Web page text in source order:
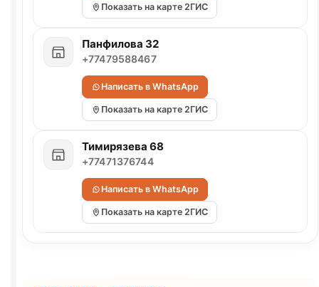
Показать на карте 2ГИС
Панфилова 32
+77479588467
Написать в WhatsApp
Показать на карте 2ГИС
Тимирязева 68
+77471376744
Написать в WhatsApp
Показать на карте 2ГИС